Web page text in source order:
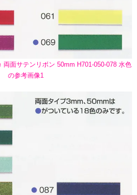
面サテンリボン 50mm H701-050-078 水色
の参考画像1